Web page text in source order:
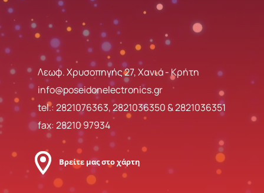
Λεωφ. Χρυσοπηγής 27, Χανιά - Κρήτη
info@poseidonelectronics.gr
tel.:2821076363,2821036350&2821036351
fax: 28210 97934
Βρείτε μας στο χάρτη